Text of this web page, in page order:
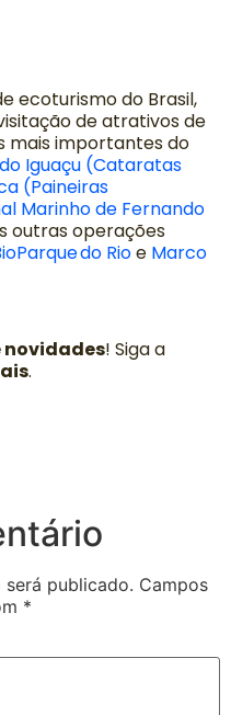
ecoturismo do Brasil,
de atrativos de
mais importantes do
Iguaçu (Cataratas
(Paineiras
Marinho de Fernando
outras operações
do Rioe Marco
novidades! Siga a
.
será publicado. Campos
*